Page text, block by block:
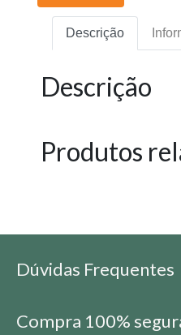
Descrição
Descrição
Produtos
Dúvidas Frequentes
Compra 100%